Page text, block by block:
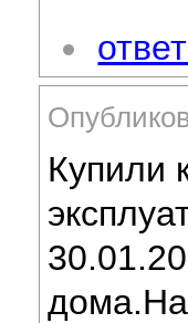
Купили